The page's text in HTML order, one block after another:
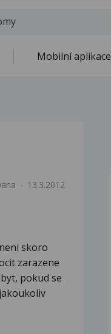
Mobilní aplikace
13.3.2012
skoro
zarazene
pokud se